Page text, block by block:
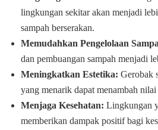
lingkungan sekitar akan menjadi
sampah berserakan.
Memudahkan Pengelolaan
dan pembuangan sampah menjadi
Meningkatkan Estetika: Gerobak
yang menarik dapat menambah
Menjaga Kesehatan: Lingkungan
memberikan dampak positif bagi